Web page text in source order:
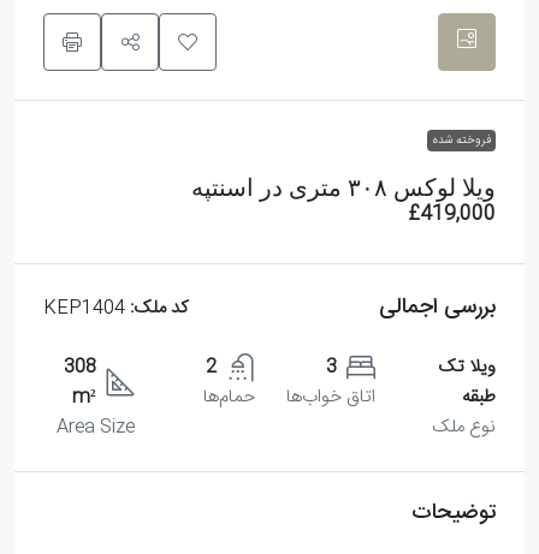
فروخته شده
ویلا لوکس ۳۰۸ متری در اسنتپه
£419,000
بررسی اجمالی کد ملک:
ویلا تک
طبقه
نوع ملک
3
اتاق خواب‌ها
2
حمام‌ها
308
m²
Area Size
توضیحات